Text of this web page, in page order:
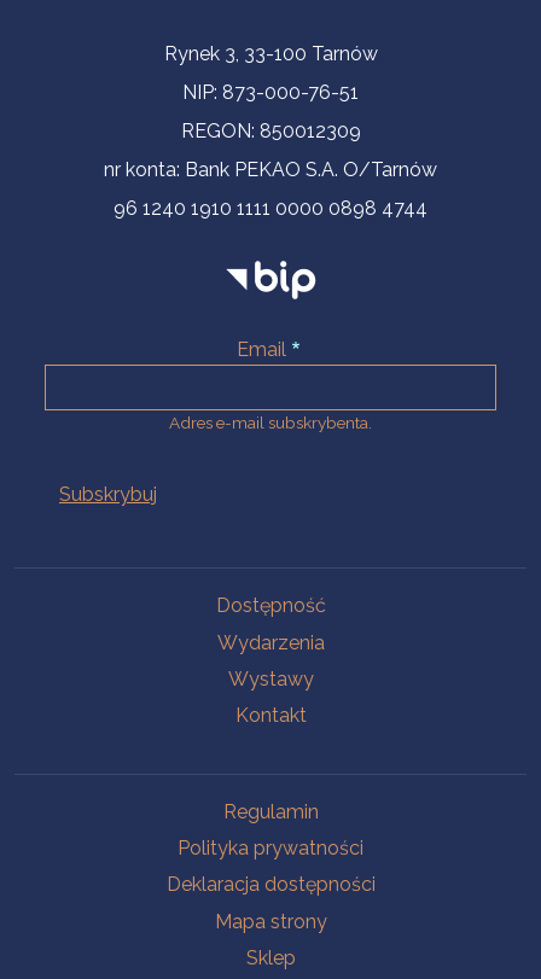
Informacje kontaktoweRynek 3, 33-100 Tarnów
NIP: 873-000-76-51
REGON: 850012309
nr konta: Bank PEKAO S.A. O/Tarnów
96 1240 1910 1111 0000 0898 4744
Email
Adres e-mail subskrybenta.
Dostępność
Wydarzenia
Wystawy
Kontakt
Regulamin
Polityka prywatności
Deklaracja dostępności
Mapa strony
Sklep